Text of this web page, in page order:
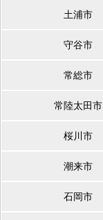
土浦市
守谷市
常総市
常陸太田市
桜川市
潮来市
石岡市